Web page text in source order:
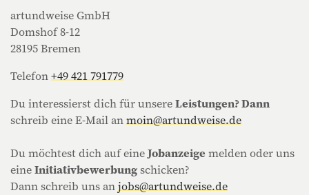
artundweise GmbH
Domshof 8-12
28195 Bremen
Telefon+49 421 791779
Du interessierst dich für unsereLeistungen? Dann
schreib eine E-Mail anmoin@artundweise.de
Du möchtest dich auf eineJobanzeige melden oder uns
eineInitiativbewerbungschicken?
Dann schreib uns anjobs@artundweise.de